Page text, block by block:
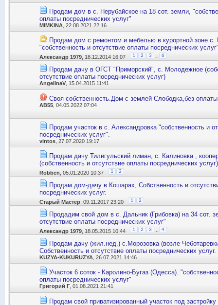
Продам дом в с. Нерубайское на 18 сот. земли,
оплаты посреднических услуг"
MIMKINA , 22.08.2021 22:16
Продам дом с ремонтом и мебелью в курортной зоне с.
"собственность и отсутствие оплаты посреднических
Александр 1979 , 18.12.2014 16:07 1 2 3 6
Продам дачу в ОГСТ "Приморский", с. Молодежное
отсутствие оплаты посреднических услуг)
AngelinaV , 15.04.2015 11:41
Своя собственность.Дом с землей Слободка,без
АВ55 , 04.05.2022 07:04
Продам участок в с. Александровка "собственность и
посреднических услуг".
vintos , 27.07.2020 19:17
Продам дачу Тилигульский лиман, с. Калиновка ,
(собственность и отсутствие оплаты посреднических услуг)
Robben , 05.01.2020 10:37 1 2
Продам дом-дачу в Кошарах, Собственность и
посреднических услуг.
Старый Мастер , 09.11.2017 23:20 1 2
Продадим свой дом в с. Дальник (Грибовка) на 34 сот.
отсутствие оплаты посреднических услуг"
Александр 1979 , 18.05.2015 10:44 1 2 3 4
Продам дачу (жил.нед.) с.Морозовка (возле
Собственность и отсутствие оплаты посреднических услуг.
KUZYA-KUKURUZYA , 26.07.2021 14:46
Участок 6 соток - Каролино-Бугаз (Одесса).
оплаты посреднических услуг"
Григорий Г , 01.08.2021 21:41
Продам свой приватизированный участок под застройку